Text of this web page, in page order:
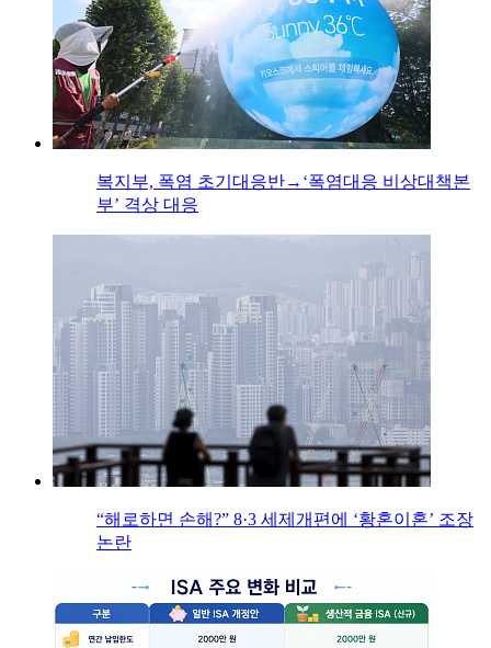
복지부, 폭염 초기대응반→‘폭염대응 비상대책본
부’ 격상 대응
“해로하면 손해?” 8·3 세제개편에 ‘황혼이혼’ 조장
논란